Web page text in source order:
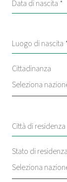
Data di nascita *
Luogo di nascita
Cittadinanza
Seleziona
Città di residenza
Stato di residenza
Seleziona